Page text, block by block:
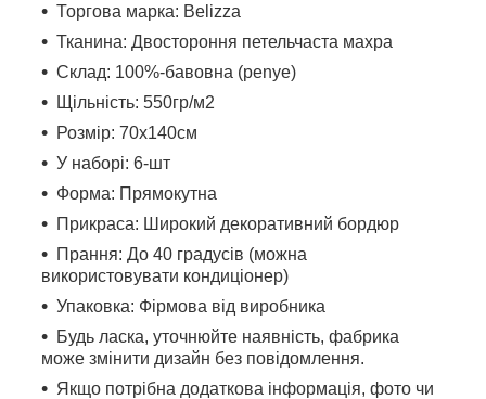
Торгова марка: Belizza
Тканина: Двостороння петельчаста махра
Склад: 100%-бавовна (penye)
Щільність: 550гр/м2
Розмір: 70x140см
У наборі: 6-шт
Форма: Прямокутна
Прикраса: Широкий декоративний бордюр
Прання: До 40 градусів (можна
використовувати кондиціонер)
Упаковка: Фірмова від виробника
Будь ласка, уточнюйте наявність, фабрика
може змінити дизайн без повідомлення.
Якщо потрібна додаткова інформація, фото чи